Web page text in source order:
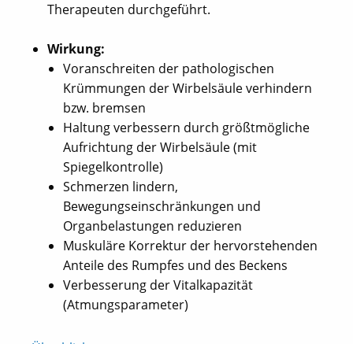
Therapeuten durchgeführt.
Wirkung:
Voranschreiten der pathologischen
Krümmungen der Wirbelsäule verhindern
bzw. bremsen
Haltung verbessern durch größtmögliche
Aufrichtung der Wirbelsäule (mit
Spiegelkontrolle)
Schmerzen lindern,
Bewegungseinschränkungen und
Organbelastungen reduzieren
Muskuläre Korrektur der hervorstehenden
Anteile des Rumpfes und des Beckens
Verbesserung der Vitalkapazität
(Atmungsparameter)